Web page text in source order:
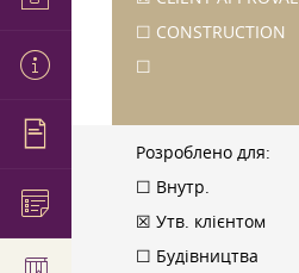
☐ CONSTRUCTION
☐
Розроблено для:
☐ Внутр.
☒ Утв. клієнтом
☐ Будівництва